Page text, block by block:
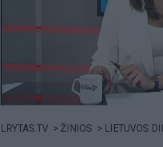
LRYTAS.TV > ŽINIOS > LIETUVOS